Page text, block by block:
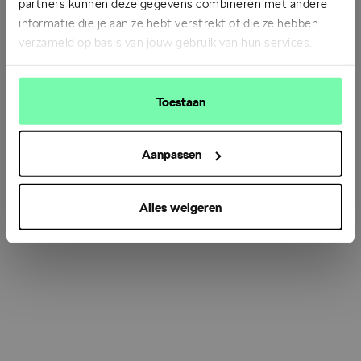
partners kunnen deze gegevens combineren met andere
informatie die je aan ze hebt verstrekt of die ze hebben
verzameld op basis van jouw gebruik van hun services.
Toestaan
Aanpassen
Alles weigeren